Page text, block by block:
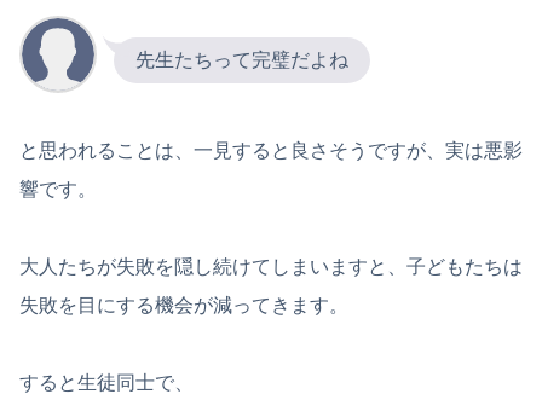
先生たちって完璧だよね
と思われることは、一見すると良さそうですが、実は悪影
響です。
大人たちが失敗を隠し続けてしまいますと、子どもたちは
失敗を目にする機会が減ってきます。
すると生徒同士で、